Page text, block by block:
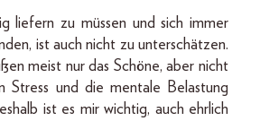
liefern zu müssen und sich immer
ist auch nicht zu unterschätzen.
meist nur das Schöne, aber nicht
Stress und die mentale Belastung
ist es mir wichtig, auch ehrlich